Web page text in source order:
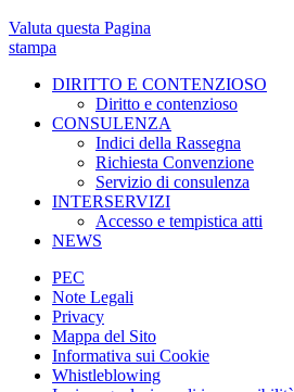
Valuta questa Pagina
stampa
DIRITTO E CONTENZIOSO
Diritto e contenzioso
CONSULENZA
Indici della Rassegna
Richiesta Convenzione
Servizio di consulenza
INTERSERVIZI
Accesso e tempistica atti
NEWS
PEC
Note Legali
Privacy
Mappa del Sito
Informativa sui Cookie
Whistleblowing